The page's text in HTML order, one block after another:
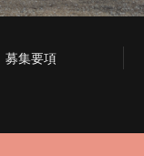
募集要項